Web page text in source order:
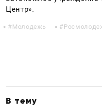
Центр».
Молодежь
В тему